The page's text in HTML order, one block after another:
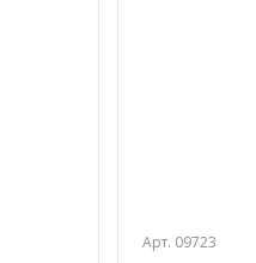
Арт. 09723